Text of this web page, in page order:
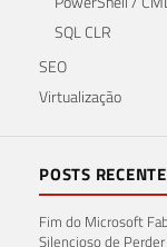
SQL CLR
SEO
Virtualização
POSTS
Fim do Microsoft
Silencioso de